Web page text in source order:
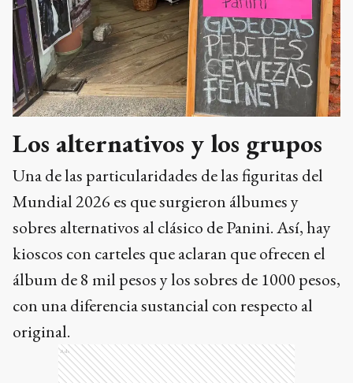
Los alternativos y los grupos
Una de las particularidades de las figuritas del
Mundial 2026 es que surgieron álbumes y
sobres alternativos al clásico de Panini. Así, hay
kioscos con carteles que aclaran que ofrecen el
álbum de 8 mil pesos y los sobres de 1000 pesos,
con una diferencia sustancial con respecto al
original.
Ads